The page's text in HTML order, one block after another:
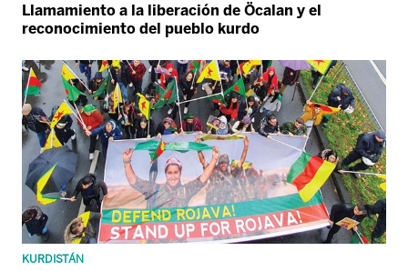
Llamamiento a la liberación de Öcalan y el
reconocimiento del pueblo kurdo
KURDISTÁN